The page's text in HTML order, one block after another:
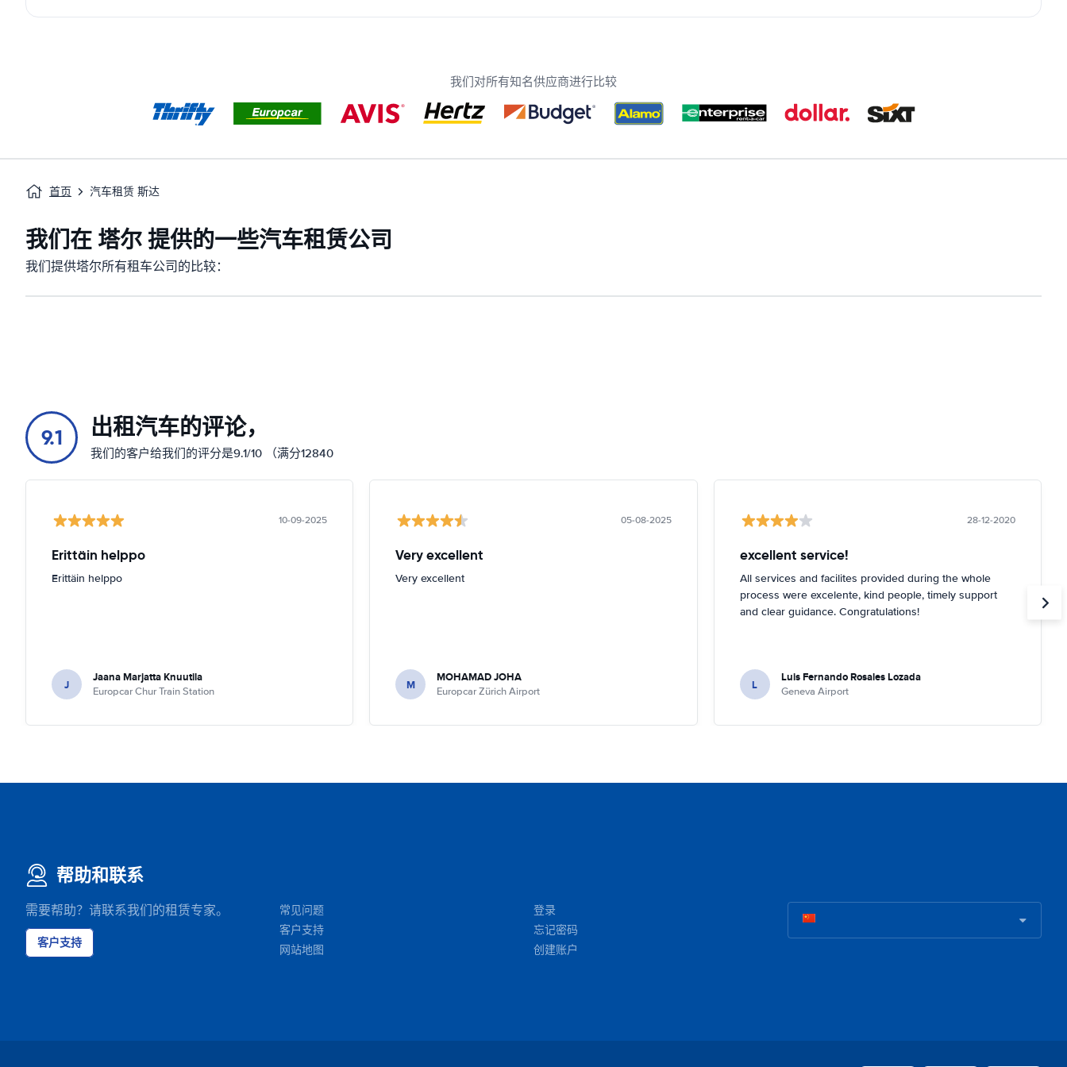
我们对所有知名供应商进行比较
首页 汽车租赁 斯达
我们在 塔尔 提供的一些汽车租赁公司
我们提供塔尔所有租车公司的比较：
9.1 出租汽车的评论，
我们的客户给我们的评分是9.1/10 （满分12840
10-09-2025
Erittäin helppo
Erittäin helppo
J Jaana Marjatta Knuutila
Europcar Chur Train Station
05-08-2025
Very excellent
Very excellent
M MOHAMAD JOHA
Europcar Zürich Airport
28-12-2020
excellent service!
All services and facilites provided during the whole
process were excelente, kind people, timely support
and clear guidance. Congratulations!
L Luis Fernando Rosales Lozada
Geneva Airport
帮助和联系
需要帮助？请联系我们的租赁专家。
客户支持
常见问题
客户支持
网站地图
登录
忘记密码
创建账户